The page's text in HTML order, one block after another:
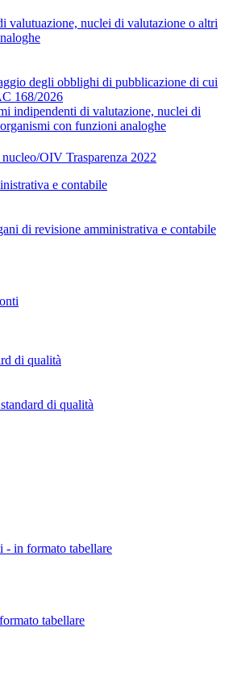
valutuazione, nuclei di valutazione o altri
degli obblighi di pubblicazione di cui
168/2026
indipendenti di valutazione, nuclei di
con funzioni analoghe
OIV Trasparenza 2022
e contabile
di revisione amministrativa e contabile
di qualità
di qualità
- in formato tabellare
tabellare